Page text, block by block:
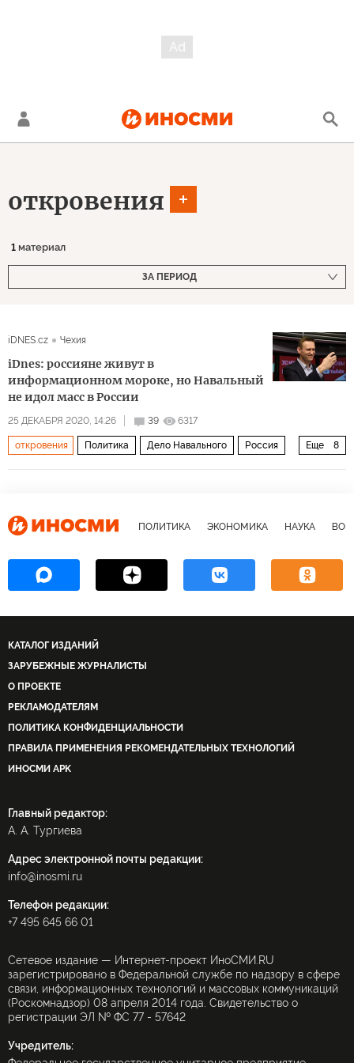
откровения
1 материал
ЗА ПЕРИОД
iDNES.cz Чехия
iDnes: россияне живут в
информационном мороке, но Навальный
не идол масс в России
25 ДЕКАБРЯ 2020, 14:26 39 6317
Еще 8
откровения Политика Дело Навального Россия
отравление агенты болезнь
ПОЛИТИКА ЭКОНОМИКА НАУКА
КАТАЛОГ ИЗДАНИЙ
ЗАРУБЕЖНЫЕ ЖУРНАЛИСТЫ
О ПРОЕКТЕ
РЕКЛАМОДАТЕЛЯМ
ПОЛИТИКА КОНФИДЕНЦИАЛЬНОСТИ
ПРАВИЛА ПРИМЕНЕНИЯ РЕКОМЕНДАТЕЛЬНЫХ ТЕХНОЛОГИЙ
ИНОСМИ APK
Главный редактор:
А. А. Тургиева
Адрес электронной почты редакции:
info@inosmi.ru
Телефон редакции:
+7 495 645 66 01
Сетевое издание — Интернет-проект ИноСМИ.RU
зарегистрировано в Федеральной службе по надзору в сфере
связи, информационных технологий и массовых коммуникаций
(Роскомнадзор) 08 апреля 2014 года. Свидетельство о
регистрации ЭЛ № ФС 77 - 57642
Учредитель: